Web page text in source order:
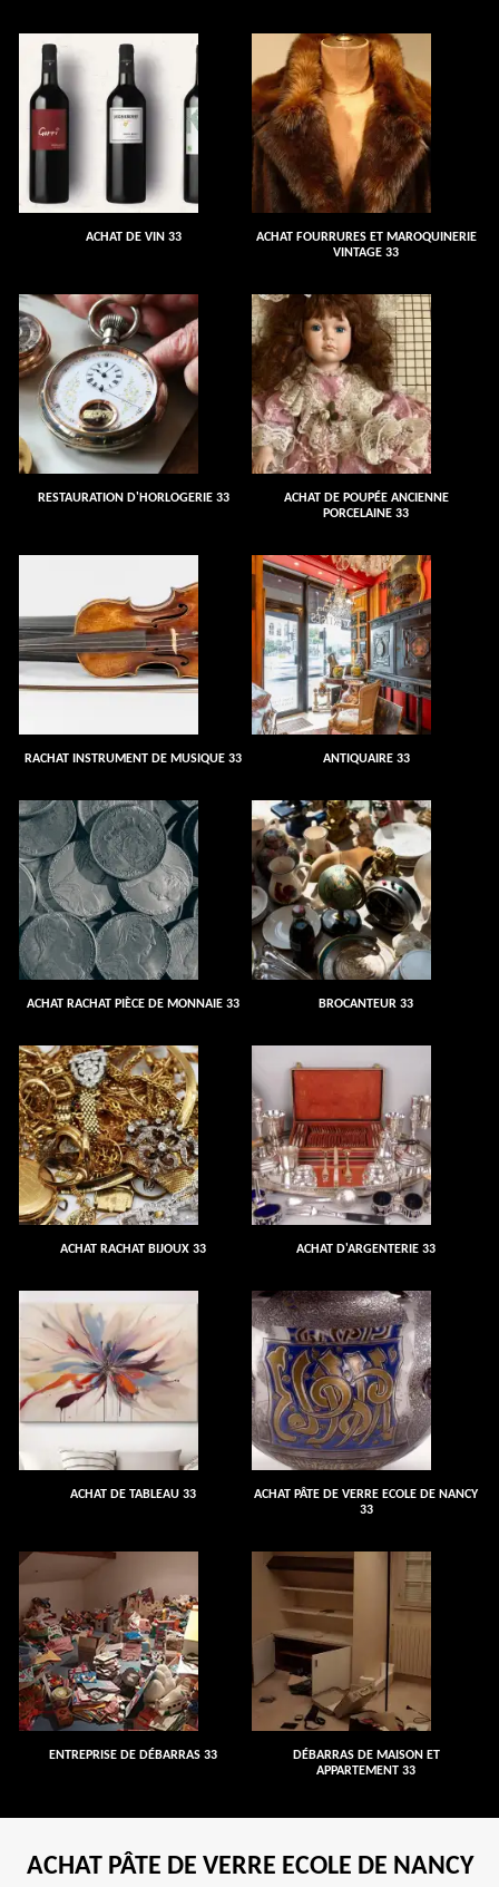
ACHAT DE VIN 33
ACHAT FOURRURES ET MAROQUINERIE
VINTAGE 33
RESTAURATION D'HORLOGERIE 33
ACHAT DE POUPÉE ANCIENNE
PORCELAINE 33
RACHAT INSTRUMENT DE MUSIQUE 33 ANTIQUAIRE 33
ACHAT RACHAT PIÈCE DE MONNAIE 33 BROCANTEUR 33
ACHAT RACHAT BIJOUX 33 ACHAT D'ARGENTERIE 33
ACHAT DE TABLEAU 33
ACHAT PÂTE DE VERRE ECOLE DE NANCY
33
ENTREPRISE DE DÉBARRAS 33
DÉBARRAS DE MAISON ET
APPARTEMENT 33
ACHAT PÂTE DE VERRE ECOLE DE NANCY